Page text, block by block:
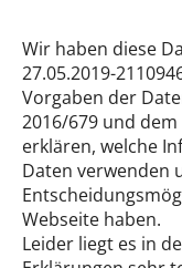
Wir haben diese
27.05.2019-
Vorgaben der
2016/679 und dem
erklären, welche
Daten verwenden
Webseite haben.
Leider liegt es in